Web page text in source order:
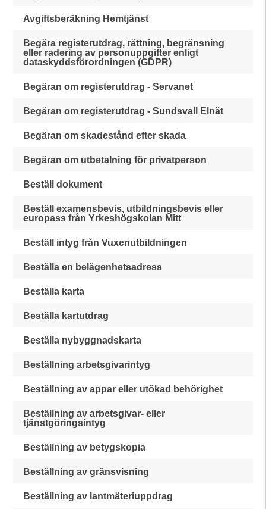
Avgiftsberäkning Hemtjänst
Begära registerutdrag, rättning, begränsning
eller radering av personuppgifter enligt
dataskyddsförordningen (GDPR)
Begäran om registerutdrag - Servanet
Begäran om registerutdrag - Sundsvall Elnät
Begäran om skadestånd efter skada
Begäran om utbetalning för privatperson
Beställ dokument
Beställ examensbevis, utbildningsbevis eller
europass från Yrkeshögskolan Mitt
Beställ intyg från Vuxenutbildningen
Beställa en belägenhetsadress
Beställa karta
Beställa kartutdrag
Beställa nybyggnadskarta
Beställning arbetsgivarintyg
Beställning av appar eller utökad behörighet
Beställning av arbetsgivar- eller
tjänstgöringsintyg
Beställning av betygskopia
Beställning av gränsvisning
Beställning av lantmäteriuppdrag